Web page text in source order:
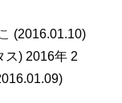
(2016.01.10)
ス) 2016年 2